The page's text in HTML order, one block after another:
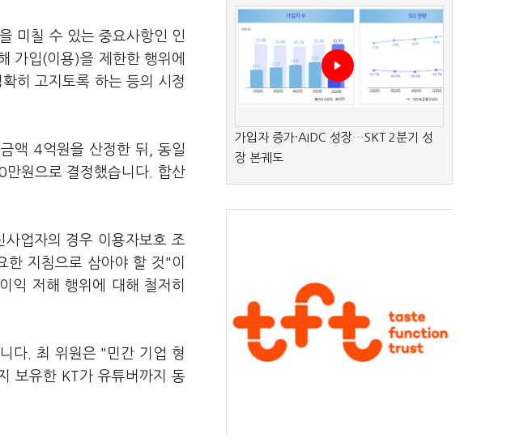
미칠 수 있는 중요사항인 인
가입(이용)을 제한한 행위에
히 고지토록 하는 등의 시정
액 4억원을 산정한 뒤, 동일
원으로 결정했습니다. 합산
업자의 경우 이용자보호 조
한 지침으로 삼아야 할 것"이
익 저해 행위에 대해 철저히
다. 최 위원은 "민간 기업 형
보유한 KT가 유튜버까지 동
가입자 증가·AIDC 성장…SKT 2분기 성
장 본궤도